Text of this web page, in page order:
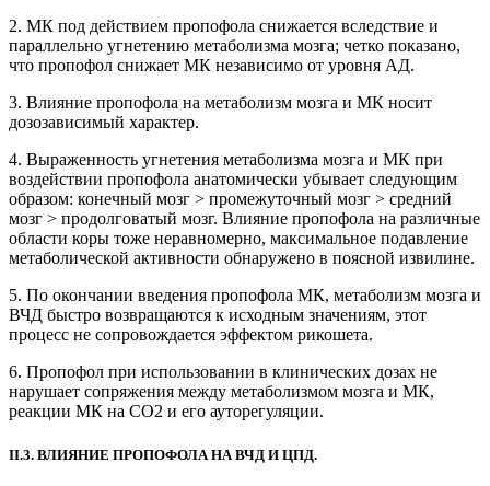
2. МК под действием пропофола снижается вследствие и
параллельно угнетению метаболизма мозга; четко показано,
что пропофол снижает МК независимо от уровня АД.
3. Влияние пропофола на метаболизм мозга и МК носит
дозозависимый характер.
4. Выраженность угнетения метаболизма мозга и МК при
воздействии пропофола анатомически убывает следующим
образом: конечный мозг > промежуточный мозг > средний
мозг > продолговатый мозг. Влияние пропофола на различные
области коры тоже неравномерно, максимальное подавление
метаболической активности обнаружено в поясной извилине.
5. По окончании введения пропофола МК, метаболизм мозга и
ВЧД быстро возвращаются к исходным значениям, этот
процесс не сопровождается эффектом рикошета.
6. Пропофол при использовании в клинических дозах не
нарушает сопряжения между метаболизмом мозга и МК,
реакции МК на СО2 и его ауторегуляции.
II.3. ВЛИЯНИЕ ПРОПОФОЛА НА ВЧД И ЦПД.